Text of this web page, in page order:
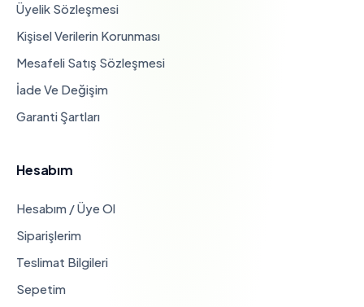
Üyelik Sözleşmesi
Kişisel Verilerin Korunması
Mesafeli Satış Sözleşmesi
İade Ve Değişim
Garanti Şartları
Hesabım
Hesabım / Üye Ol
Siparişlerim
Teslimat Bilgileri
Sepetim